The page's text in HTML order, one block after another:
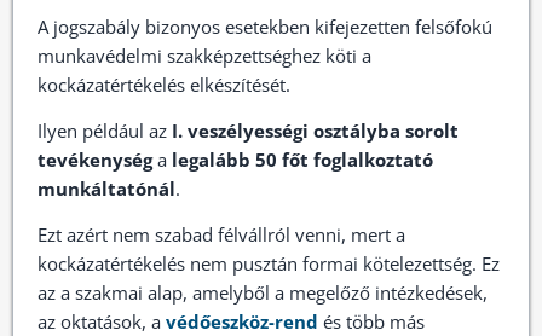
A jogszabály bizonyos esetekben kifejezetten felsőfokú
munkavédelmi szakképzettséghez köti a
kockázatértékelés elkészítését.
Ilyen például az I. veszélyességi osztályba sorolt
tevékenységa legalább 50 főt foglalkoztató
munkáltatónál.
Ezt azért nem szabad félvállról venni, mert a
kockázatértékelés nem pusztán formai kötelezettség. Ez
az a szakmai alap, amelyből a megelőző intézkedések,
az oktatások, a védőeszköz-rend és több más